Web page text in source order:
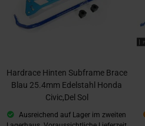
Hardrace Hinten Subframe Brace
Blau 25.4mm Edelstahl Honda
Civic,Del Sol
Ausreichend auf Lager im zweiten